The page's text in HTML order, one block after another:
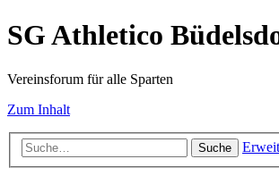
SG Athletico
Vereinsforum für alle Sparten
Zum Inhalt
Suche